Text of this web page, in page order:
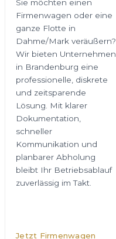
Sie möchten einen
Firmenwagen oder eine
ganze Flotte in
Dahme/Mark veräußern?
Wir bieten Unternehmen
in Brandenburg eine
professionelle, diskrete
und zeitsparende
Lösung. Mit klarer
Dokumentation,
schneller
Kommunikation und
planbarer Abholung
bleibt Ihr Betriebsablauf
zuverlässig im Takt.
Jetzt Firmenwagen